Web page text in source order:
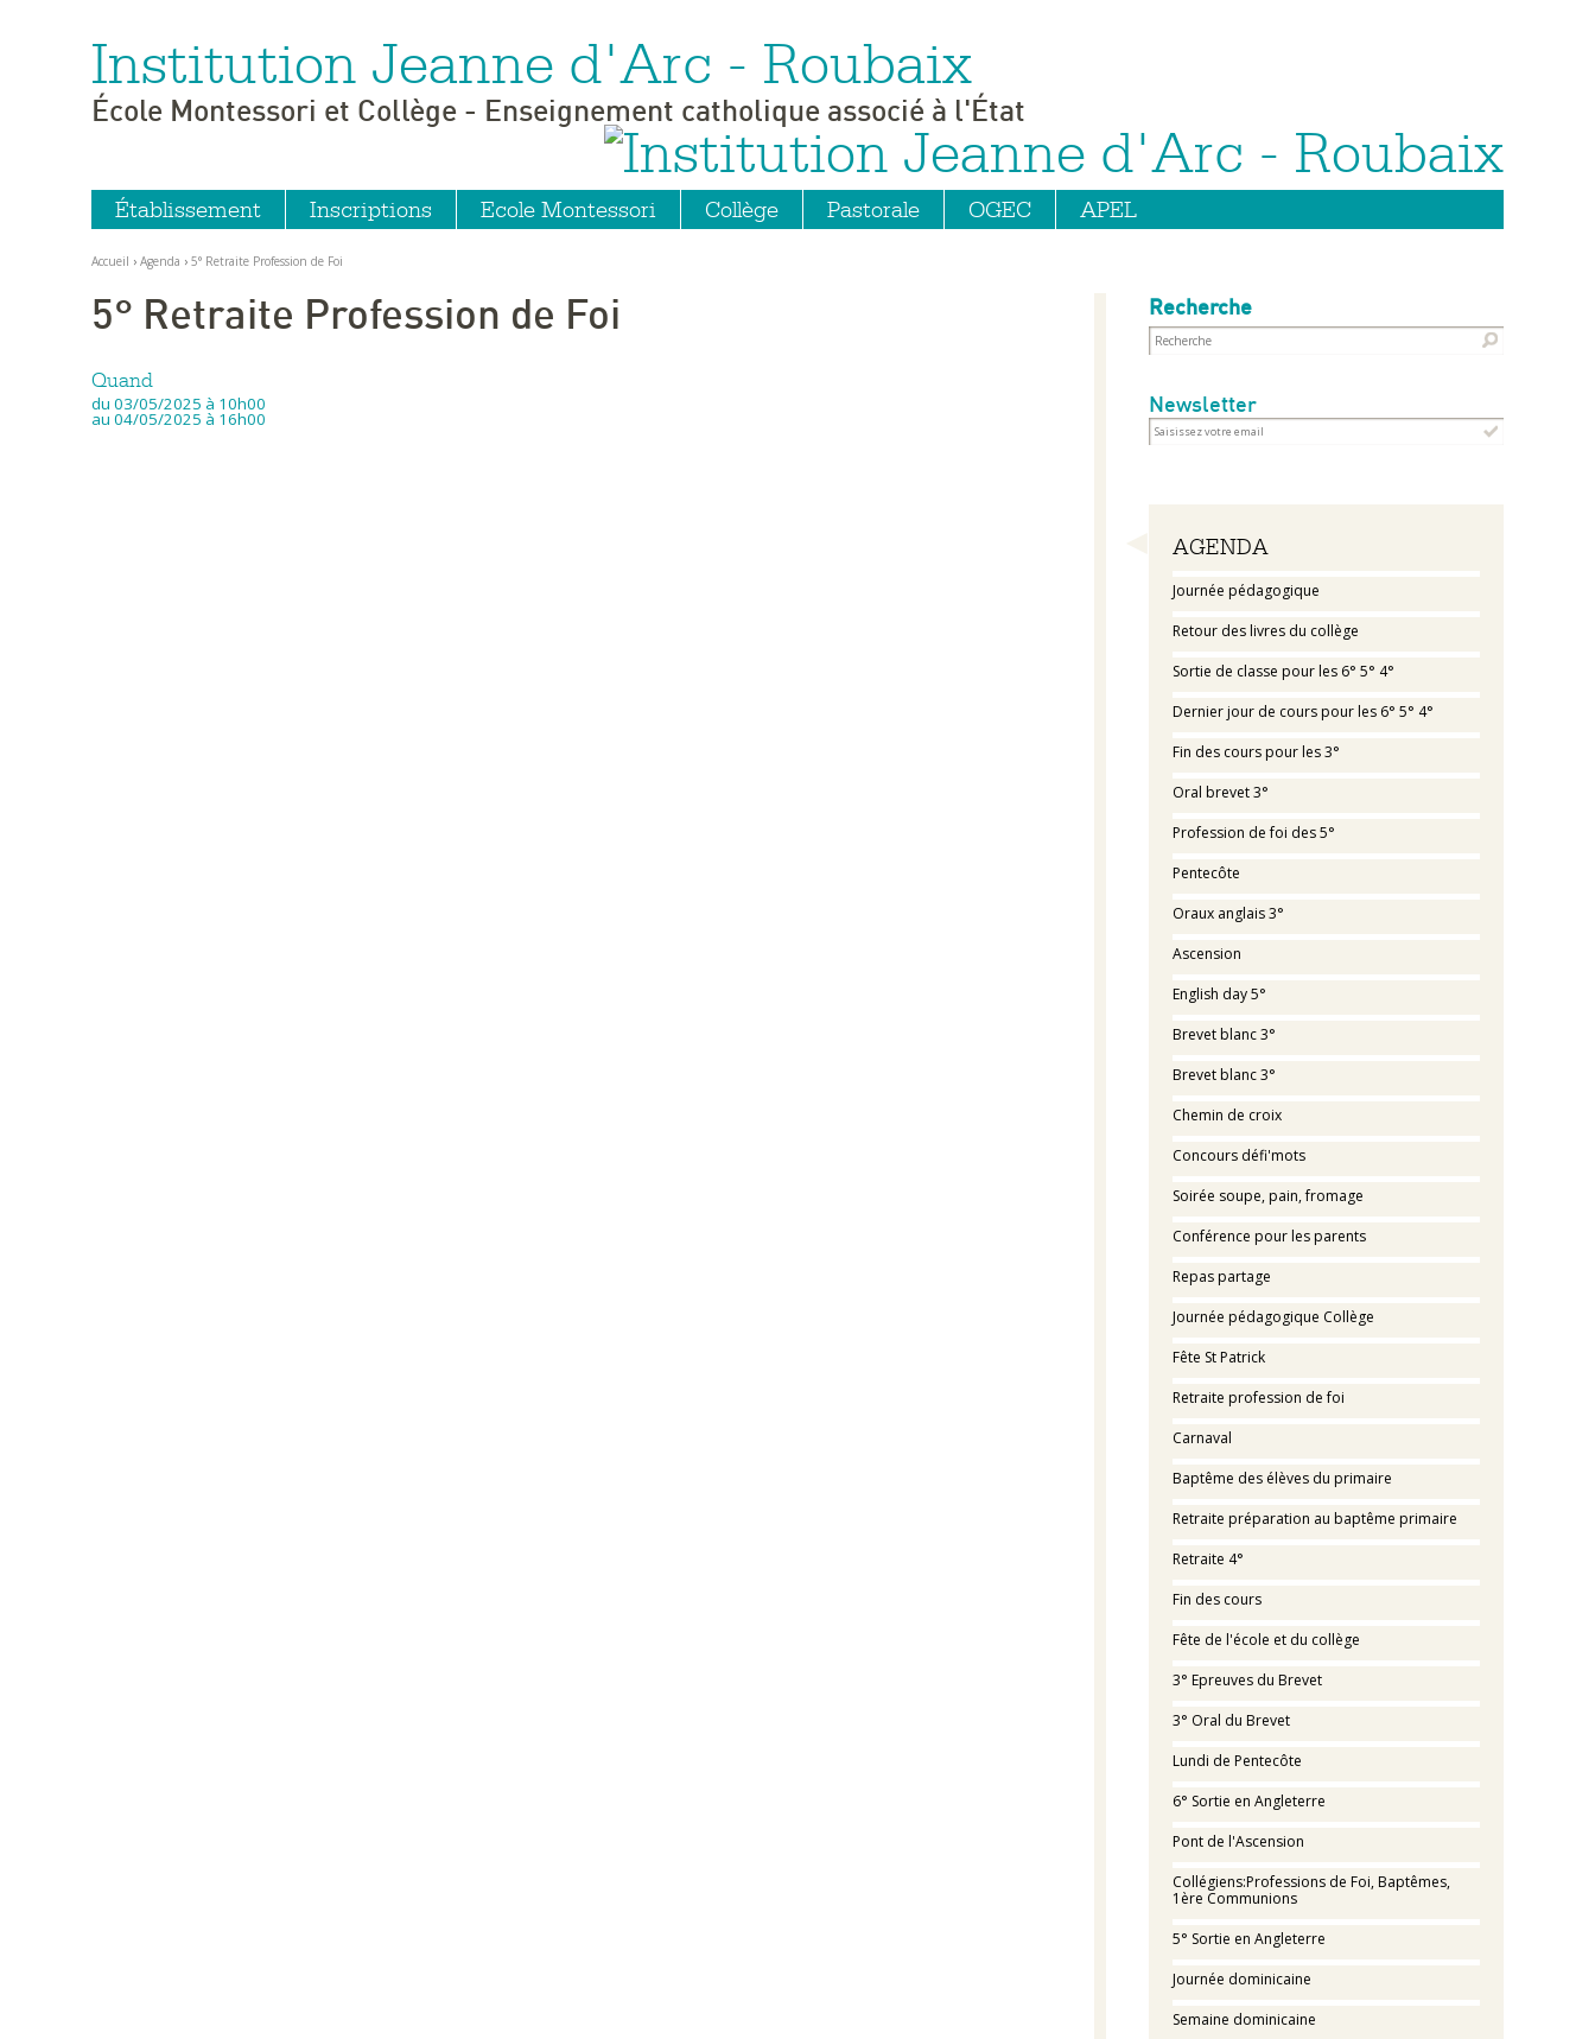
Aller
Aller
à
Outils
personnels
Institution Jeanne d'Arc - Roubaix
École Montessori et Collège - Enseignement catholique associé à l'État
Établissement Inscriptions Ecole Montessori Collège Pastorale OGEC APEL
Accueil › Agenda › 5° Retraite Profession de Foi
Recherche
Newsletter
Navigation
AGENDA
Journée pédagogique
Retour des livres du collège
Sortie de classe pour les 6° 5° 4°
Dernier jour de cours pour les 6° 5° 4°
Fin des cours pour les 3°
Oral brevet 3°
Profession de foi des 5°
Pentecôte
Oraux anglais 3°
Ascension
English day 5°
Brevet blanc 3°
Brevet blanc 3°
Chemin de croix
Concours défi'mots
Soirée soupe, pain, fromage
Conférence pour les parents
Repas partage
Journée pédagogique Collège
Fête St Patrick
Retraite profession de foi
Carnaval
Baptême des élèves du primaire
Retraite préparation au baptême primaire
Retraite 4°
Fin des cours
Fête de l'école et du collège
3° Epreuves du Brevet
3° Oral du Brevet
Lundi de Pentecôte
6° Sortie en Angleterre
Pont de l'Ascension
Collégiens:Professions de Foi, Baptêmes,
1ère Communions
5° Sortie en Angleterre
Journée dominicaine
Semaine dominicaine
5° Retraite Profession de Foi
Quand
du 03/05/2025 à 10h00
au 04/05/2025 à 16h00